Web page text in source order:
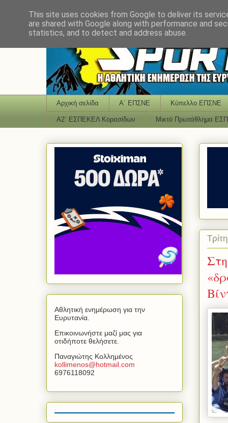
Αρχική σελίδα Α΄ ΕΠΣΝΕ Κύπελλο ΕΠΣΝΕ
Α2΄ ΕΣΠΕΚΕΛ Κορασίδων Μικτό Πρωτάθλημα
Αθλητική ενημέρωση για την
Ευρυτανία.
Επικοινωνήστε μαζί μας για
οτιδήποτε θελήσετε.
Παναγιώτης Κολλημένος
kollimenos@hotmail com
6976118092
This site uses cookies from Google to deliver its
are shared with Google along with performance and
statistics, and to detect and address abuse.